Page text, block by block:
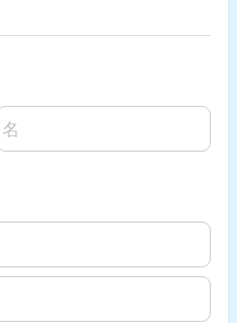
前の名